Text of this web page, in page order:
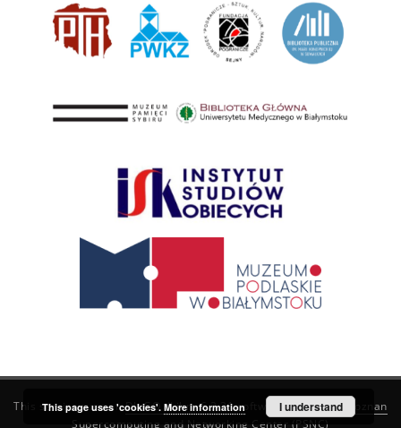
This service runs onDInGO dLibra 6.3.21software created by
Poznan
Supercomputing and Networking Center (PSNC)
This page uses 'cookies'. More information I understand